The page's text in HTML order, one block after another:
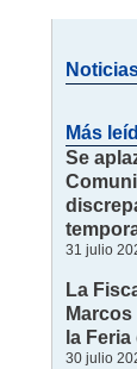
Más
Se
31 julio
La
la
30 julio